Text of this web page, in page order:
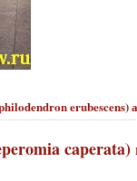
caperata)